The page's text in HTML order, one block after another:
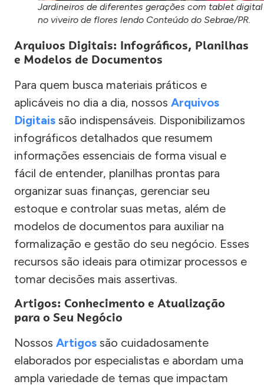
Jardineiros de diferentes gerações com tablet digital
no viveiro de flores lendo Conteúdo do Sebrae/PR.
Arquivos Digitais: Infográficos, Planilhas
e Modelos de Documentos
Para quem busca materiais práticos e
aplicáveis no dia a dia, nossos Arquivos
Digitais são indispensáveis. Disponibilizamos
infográficos detalhados que resumem
informações essenciais de forma visual e
fácil de entender, planilhas prontas para
organizar suas finanças, gerenciar seu
estoque e controlar suas metas, além de
modelos de documentos para auxiliar na
formalização e gestão do seu negócio. Esses
recursos são ideais para otimizar processos e
tomar decisões mais assertivas.
Artigos: Conhecimento e Atualização
para o Seu Negócio
Nossos Artigos são cuidadosamente
elaborados por especialistas e abordam uma
ampla variedade de temas que impactam